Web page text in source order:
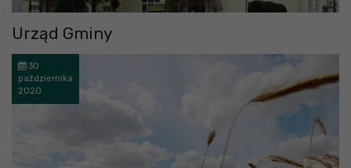
Urząd Gminy
30
października
2020